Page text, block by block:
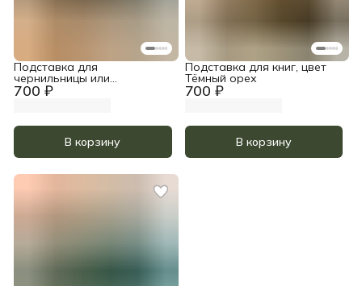
700 ₽
Подставка для
чернильницы или
стаканчика, цвет Тёмный
В корзину
700 ₽
Подставка для книг, цвет
Тёмный орех
В корзину